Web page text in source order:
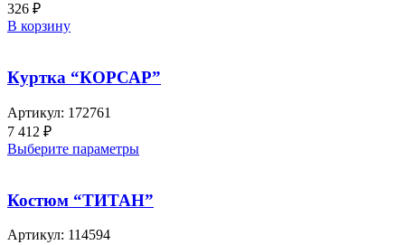
326 ₽
В корзину
Куртка “КОРСАР”
Артикул: 172761
7 412 ₽
Выберите параметры
Костюм “ТИТАН”
Артикул: 114594